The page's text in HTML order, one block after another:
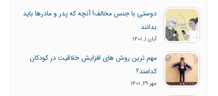
دوستی با جنس مخالف! آنچه که پدر و مادرها باید
بدانند
آبان 1, 1401
مهم ترین روش های افزایش خلاقیت در کودکان
کدامند؟
مهر 29, 1401